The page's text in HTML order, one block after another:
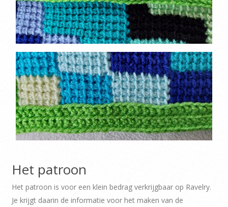
Het patroon
Het patroon is voor een klein bedrag verkrijgbaar op Ravelry.
Je krijgt daarin de informatie voor het maken van de